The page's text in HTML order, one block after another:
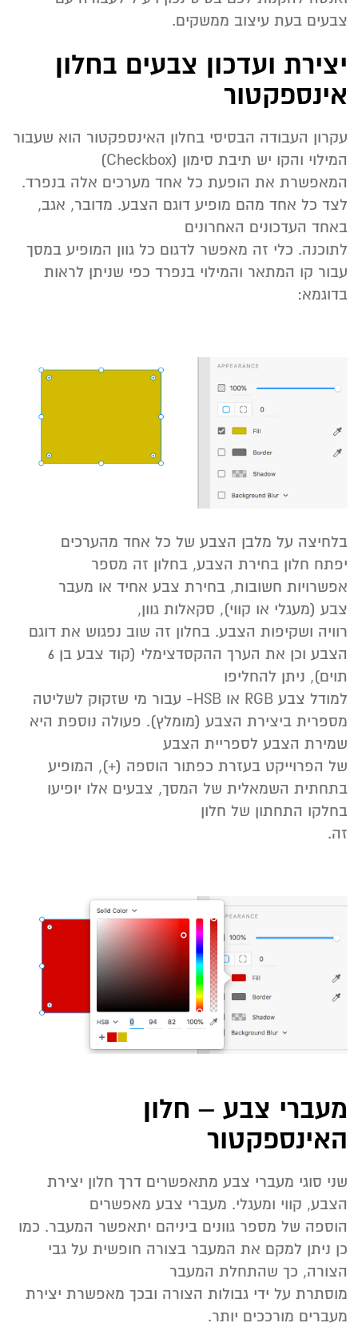
צבעים בעת עיצוב ממשקים.
יצירת ועדכון צבעים בחלון
אינספקטור
עקרון העבודה הבסיסי בחלון האינספקטור הוא שעבור
המילוי והקו יש תיבת סימון (Checkbox)
המאפשרת את הופעת כל אחד מערכים אלה בנפרד.
לצד כל אחד מהם מופיע דוגם הצבע. מדובר, אגב,
באחד העדכונים האחרונים
לתוכנה. כלי זה מאפשר לדגום כל גוון המופיע במסך
עבור קו המתאר והמילוי בנפרד כפי שניתן לראות
בדוגמא:
בלחיצה על מלבן הצבע של כל אחד מהערכים
יפתח חלון בחירת הצבע, בחלון זה מספר
אפשרויות חשובות, בחירת צבע אחיד או מעבר
צבע (מעגלי או קווי), סקאלות גוון,
רוויה ושקיפות הצבע. בחלון זה שוב נפגוש את דוגם
הצבע וכן את הערך ההקסדצימלי (קוד צבע בן 6
תוים), ניתן להחליפו
למודל צבע RGB או HSB- עבור מי שזקוק לשליטה
מספרית ביצירת הצבע (מומלץ). פעולה נוספת היא
שמירת הצבע לספריית הצבע
של הפרוייקט בעזרת כפתור הוספה (+), המופיע
בתחתית השמאלית של המסך, צבעים אלו יופיעו
בחלקו התחתון של חלון
זה.
מעברי צבע – חלון
האינספקטור
שני סוגי מעברי צבע מתאפשרים דרך חלון יצירת
הצבע, קווי ומעגלי. מעברי צבע מאפשרים
הוספה של מספר גוונים ביניהם יתאפשר המעבר. כמו
כן ניתן למקם את המעבר בצורה חופשית על גבי
הצורה, כך שהתחלת המעבר
מוסתרת על ידי גבולות הצורה ובכך מאפשרת יצירת
מעברים מורככים יותר.